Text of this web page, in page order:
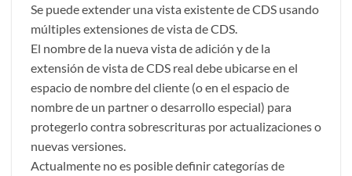
Se puede extender una vista existente de CDS usando
múltiples extensiones de vista de CDS.
El nombre de la nueva vista de adición y de la
extensión de vista de CDS real debe ubicarse en el
espacio de nombre del cliente (o en el espacio de
nombre de un partner o desarrollo especial) para
protegerlo contra sobrescrituras por actualizaciones o
nuevas versiones.
Actualmente no es posible definir categorías de